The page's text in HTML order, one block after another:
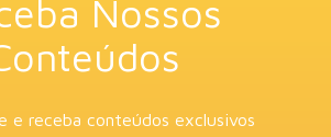
Nossos
e receba conteúdos exclusivos